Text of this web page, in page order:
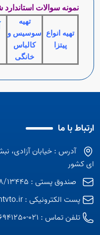
نمونه سوالات
تهیه انواع
پیتزا
تهیه
سوسیس و
کالباس
خانگی
ارتباط با ما
آدرس : خیابان آزادی،
ای کشور
صندوق پستی : 818/13445
پست الکترونیکی :
تلفن تماس : 021-66941250